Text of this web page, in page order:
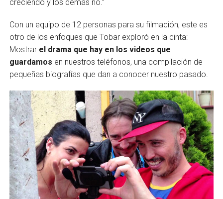
creciendo y los demás no.”
Con un equipo de 12 personas para su filmación, este es
otro de los enfoques que Tobar exploró en la cinta:
Mostrar el drama que hay en los videos que
guardamos en nuestros teléfonos, una compilación de
pequeñas biografías que dan a conocer nuestro pasado.